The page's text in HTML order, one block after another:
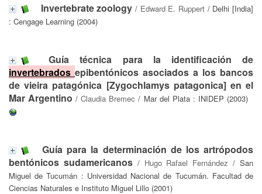
Invertebrate zoology / Edward E. Ruppert / Delhi [India]
: Cengage Learning (2004)
Guía técnica para la identificación de
invertebrados epibentónicos asociados a los bancos
de vieira patagónica [Zygochlamys patagonica] en el
Mar Argentino /Claudia Bremec / Mar del Plata : INIDEP (2003)
Guía para la determinación de los artrópodos
bentónicos sudamericanos/ Hugo Rafael Fernández / San
Miguel de Tucumán : Universidad Nacional de Tucumán. Facultad de
Ciencias Naturales e Instituto Miguel Lillo (2001)